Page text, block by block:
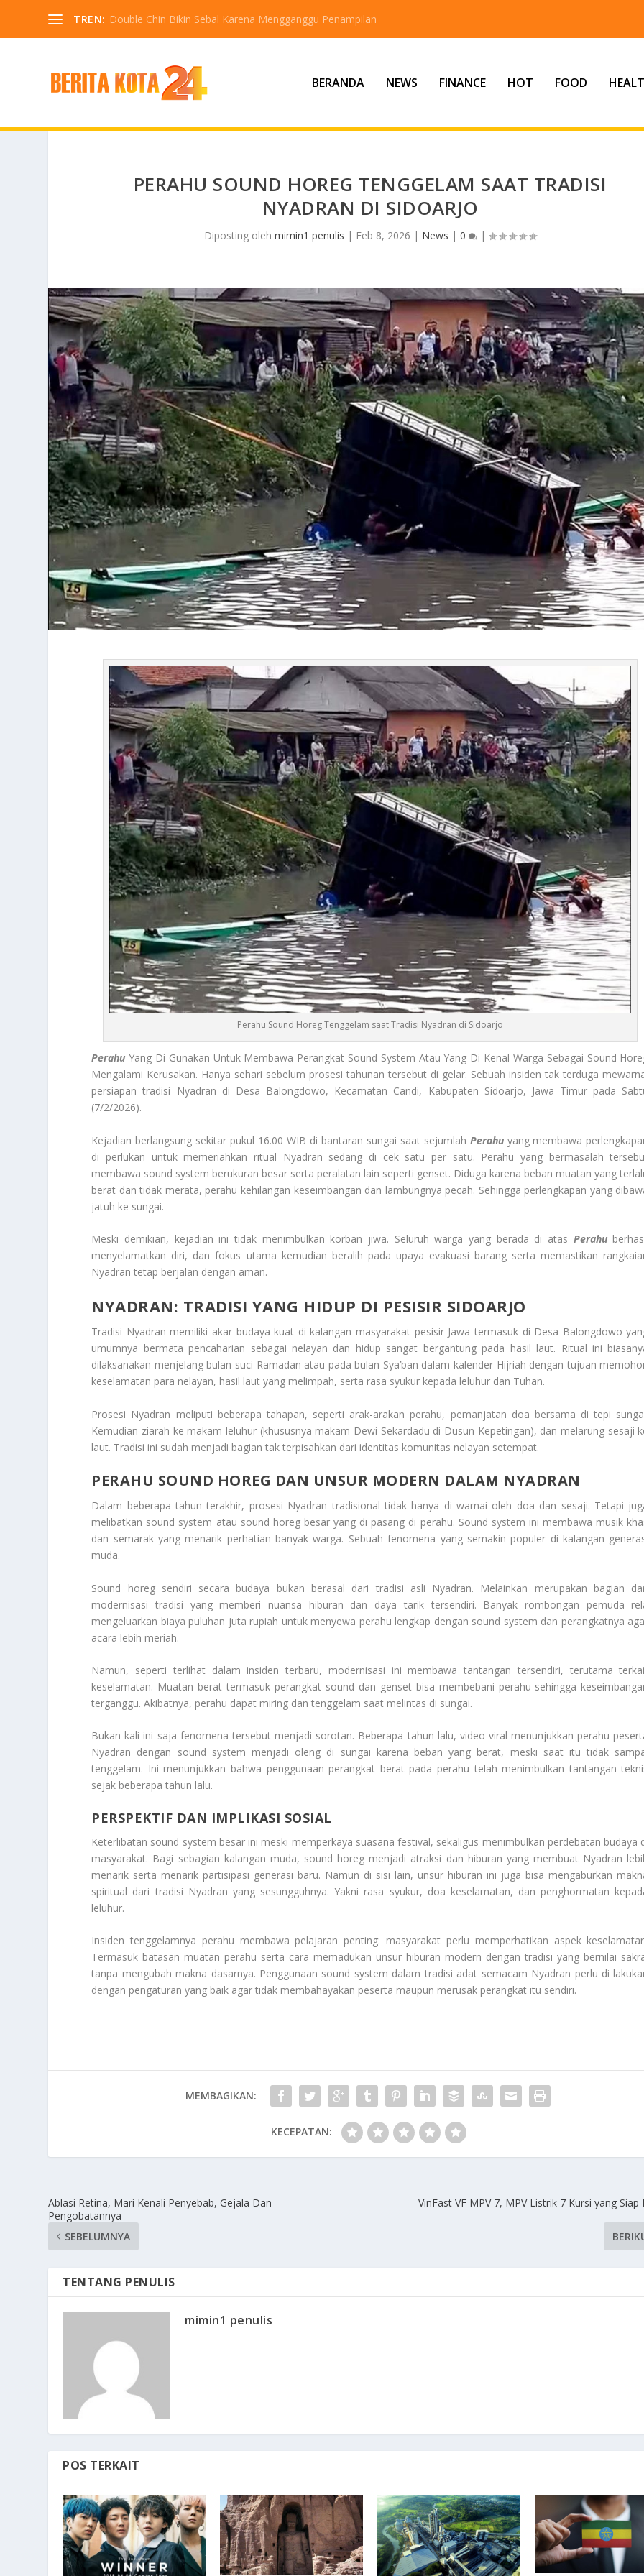
TREN: Double Chin Bikin Sebal Karena Mengganggu Penampilan
BERANDA NEWS FINANCE HOT FOOD
PERAHU SOUND HOREG TENGGELAM SAAT TRADISI
NYADRAN DI SIDOARJO
Diposting oleh mimin1 penulis | Feb 8, 2026 | News | 0 |
Perahu Sound Horeg Tenggelam saat Tradisi Nyadran di Sidoarjo
Perahu Yang Di Gunakan Untuk Membawa Perangkat Sound System Atau Yang Di Kenal Warga Sebagai Sound
Mengalami Kerusakan. Hanya sehari sebelum prosesi tahunan tersebut di gelar. Sebuah insiden tak terduga
persiapan tradisi Nyadran di Desa Balongdowo, Kecamatan Candi, Kabupaten Sidoarjo, Jawa Timur pada
(7/2/2026).
Kejadian berlangsung sekitar pukul 16.00 WIB di bantaran sungai saat sejumlah Perahuyang membawa
di perlukan untuk memeriahkan ritual Nyadran sedang di cek satu per satu. Perahu yang bermasalah
membawa sound system berukuran besar serta peralatan lain seperti genset. Diduga karena beban muatan yang
berat dan tidak merata, perahu kehilangan keseimbangan dan lambungnya pecah. Sehingga perlengkapan yang
jatuh ke sungai.
Meski demikian, kejadian ini tidak menimbulkan korban jiwa. Seluruh warga yang berada di atas Perahu
menyelamatkan diri, dan fokus utama kemudian beralih pada upaya evakuasi barang serta memastikan
Nyadran tetap berjalan dengan aman.
NYADRAN: TRADISI YANG HIDUP DI PESISIR SIDOARJO
Tradisi Nyadran memiliki akar budaya kuat di kalangan masyarakat pesisir Jawa termasuk di Desa Balongdowo
umumnya bermata pencaharian sebagai nelayan dan hidup sangat bergantung pada hasil laut. Ritual ini
dilaksanakan menjelang bulan suci Ramadan atau pada bulan Sya’ban dalam kalender Hijriah dengan tujuan
keselamatan para nelayan, hasil laut yang melimpah, serta rasa syukur kepada leluhur dan Tuhan.
Prosesi Nyadran meliputi beberapa tahapan, seperti arak-arakan perahu, pemanjatan doa bersama di tepi
Kemudian ziarah ke makam leluhur (khususnya makam Dewi Sekardadu di Dusun Kepetingan), dan melarung sesaji
laut. Tradisi ini sudah menjadi bagian tak terpisahkan dari identitas komunitas nelayan setempat.
PERAHU SOUND HOREG DAN UNSUR MODERN DALAM NYADRAN
Dalam beberapa tahun terakhir, prosesi Nyadran tradisional tidak hanya di warnai oleh doa dan sesaji. Tetapi
melibatkan sound system atau sound horeg besar yang di pasang di perahu. Sound system ini membawa musik
dan semarak yang menarik perhatian banyak warga. Sebuah fenomena yang semakin populer di kalangan
muda.
Sound horeg sendiri secara budaya bukan berasal dari tradisi asli Nyadran. Melainkan merupakan bagian
modernisasi tradisi yang memberi nuansa hiburan dan daya tarik tersendiri. Banyak rombongan pemuda
mengeluarkan biaya puluhan juta rupiah untuk menyewa perahu lengkap dengan sound system dan perangkatnya
acara lebih meriah.
Namun, seperti terlihat dalam insiden terbaru, modernisasi ini membawa tantangan tersendiri, terutama
keselamatan. Muatan berat termasuk perangkat sound dan genset bisa membebani perahu sehingga
terganggu. Akibatnya, perahu dapat miring dan tenggelam saat melintas di sungai.
Bukan kali ini saja fenomena tersebut menjadi sorotan. Beberapa tahun lalu, video viral menunjukkan perahu
Nyadran dengan sound system menjadi oleng di sungai karena beban yang berat, meski saat itu tidak
tenggelam. Ini menunjukkan bahwa penggunaan perangkat berat pada perahu telah menimbulkan tantangan
sejak beberapa tahun lalu.
PERSPEKTIF DAN IMPLIKASI SOSIAL
Keterlibatan sound system besar ini meski memperkaya suasana festival, sekaligus menimbulkan perdebatan budaya
masyarakat. Bagi sebagian kalangan muda, sound horeg menjadi atraksi dan hiburan yang membuat Nyadran
menarik serta menarik partisipasi generasi baru. Namun di sisi lain, unsur hiburan ini juga bisa mengaburkan
spiritual dari tradisi Nyadran yang sesungguhnya. Yakni rasa syukur, doa keselamatan, dan penghormatan
leluhur.
Insiden tenggelamnya perahu membawa pelajaran penting: masyarakat perlu memperhatikan aspek
Termasuk batasan muatan perahu serta cara memadukan unsur hiburan modern dengan tradisi yang bernilai
tanpa mengubah makna dasarnya. Penggunaan sound system dalam tradisi adat semacam Nyadran perlu di
dengan pengaturan yang baik agar tidak membahayakan peserta maupun merusak perangkat itu sendiri.
MEMBAGIKAN:
KECEPATAN:
Ablasi Retina, Mari Kenali Penyebab, Gejala Dan
Pengobatannya
SEBELUMNYA
VinFast VF MPV 7, MPV Listrik 7 Kursi yang Siap
TENTANG PENULIS
mimin1 penulis
POS TERKAIT